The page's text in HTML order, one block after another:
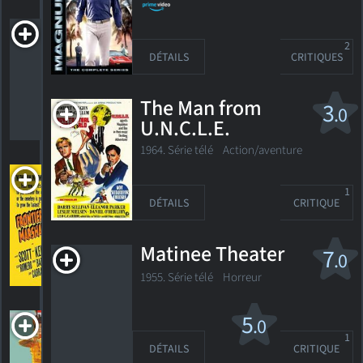
Fifteen Maiden
Lane
1936. 1h05m Drame criminel
HORAIRES DÉTAILS CRITIQUES
Frontier
Marshal
1939. 1h11m Western
DÉTAILSCRITIQUES
5.0
The Good Fairy
1935. 1h38m Comédie romantique
DÉTAILS CRITIQUES
2
3.0
The Man from
U.N.C.L.E.
1964. Série télé Action/aventure
DÉTAILS CRITIQUE
1
7.0
Matinee Theater
1955. Série télé Horreur
DÉTAILS CRITIQUE
1